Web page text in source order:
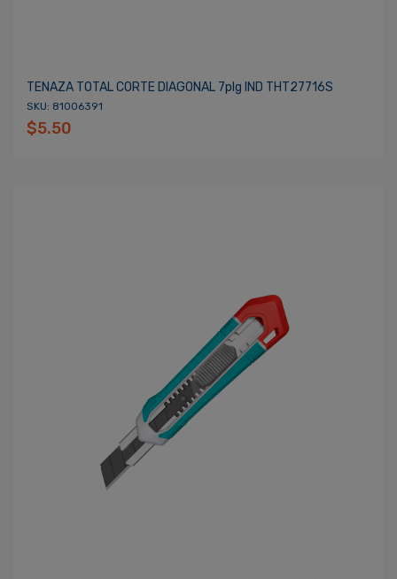
TENAZA TOTAL CORTE DIAGONAL 7plg IND THT27716S
SKU: 81006391
$5.50